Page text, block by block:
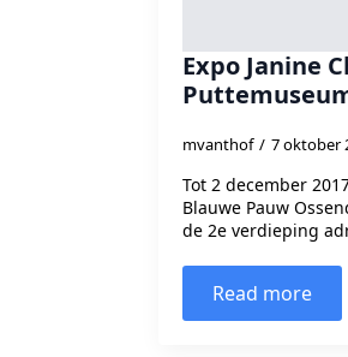
Expo Janine
mvanthof 7 oktober
Tot 2 december
Blauwe Pauw
de 2e verdieping
Read more